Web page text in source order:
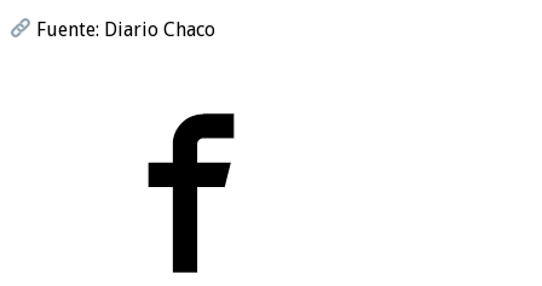
Fuente: Diario Chaco